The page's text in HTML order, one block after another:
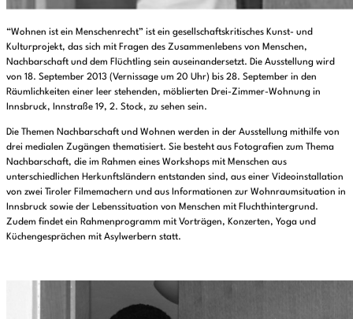
“Wohnen ist ein Menschenrecht” ist ein gesellschaftskritisches Kunst- und
Kulturprojekt, das sich mit Fragen des Zusammenlebens von Menschen,
Nachbarschaft und dem Flüchtling sein auseinandersetzt. Die Ausstellung wird
von 18. September 2013 (Vernissage um 20 Uhr) bis 28. September in den
Räumlichkeiten einer leer stehenden, möblierten Drei-Zimmer-Wohnung in
Innsbruck, Innstraße 19, 2. Stock, zu sehen sein.
Die Themen Nachbarschaft und Wohnen werden in der Ausstellung mithilfe von
drei medialen Zugängen thematisiert. Sie besteht aus Fotografien zum Thema
Nachbarschaft, die im Rahmen eines Workshops mit Menschen aus
unterschiedlichen Herkunftsländern entstanden sind, aus einer Videoinstallation
von zwei Tiroler Filmemachern und aus Informationen zur Wohnraumsituation in
Innsbruck sowie der Lebenssituation von Menschen mit Fluchthintergrund.
Zudem findet ein Rahmenprogramm mit Vorträgen, Konzerten, Yoga und
Küchengesprächen mit Asylwerbern statt.